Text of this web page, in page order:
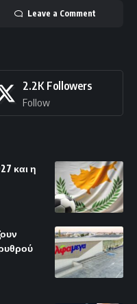
Leave a Comment
2.2K Followers
Follow
και η